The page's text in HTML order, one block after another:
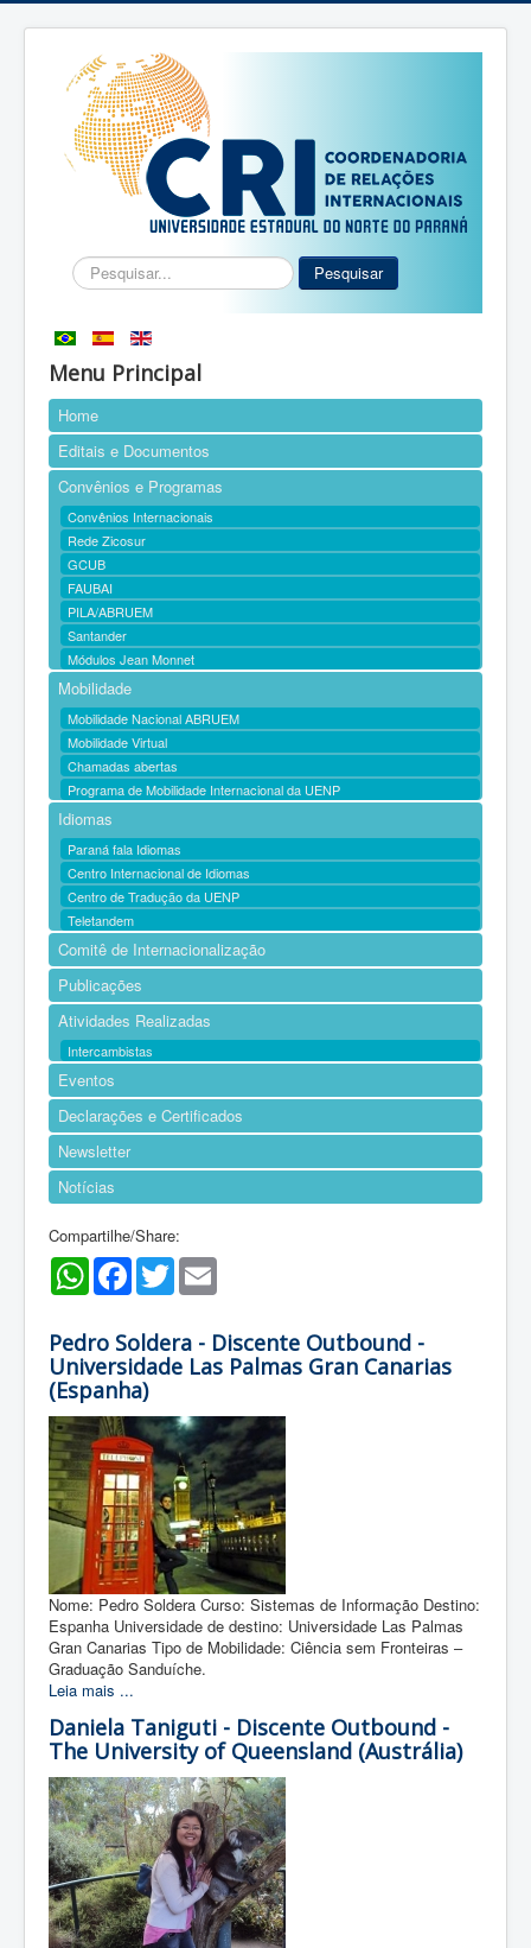
Pesquisar... Pesquisar
Menu Principal
Home
Editais e Documentos
Convênios e Programas
Convênios Internacionais
Rede Zicosur
GCUB
FAUBAI
PILA/ABRUEM
Santander
Módulos Jean Monnet
Mobilidade
Mobilidade Nacional ABRUEM
Mobilidade Virtual
Chamadas abertas
Programa de Mobilidade Internacional da UENP
Idiomas
Paraná fala Idiomas
Centro Internacional de Idiomas
Centro de Tradução da UENP
Teletandem
Comitê de Internacionalização
Publicações
Atividades Realizadas
Intercambistas
Eventos
Declarações e Certificados
Newsletter
Notícias
Compartilhe/Share:
WhatsAppFacebookTwitter
Pedro Soldera - Discente Outbound -
Universidade Las Palmas Gran Canarias
(Espanha)
Nome: Pedro Soldera Curso: Sistemas de Informação Destino:
Espanha Universidade de destino: Universidade Las Palmas
Gran Canarias Tipo de Mobilidade: Ciência sem Fronteiras –
Graduação Sanduíche.
Leia mais ...
Daniela Taniguti - Discente Outbound -
The University of Queensland (Austrália)